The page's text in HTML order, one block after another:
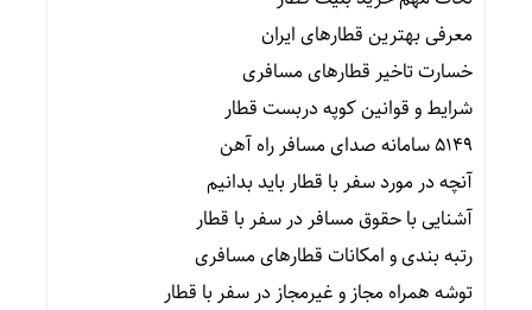
معرفی بهترین قطارهای ایران
خسارت تاخیر قطارهای مسافری
شرایط و قوانین کوپه دربست قطار
۵۱۴۹ سامانه صدای مسافر راه آهن
آنچه در مورد سفر با قطار باید بدانیم
آشنایی با حقوق مسافر در سفر با قطار
رتبه بندی و امکانات قطارهای مسافری
توشه همراه مجاز و غیرمجاز در سفر با قطار